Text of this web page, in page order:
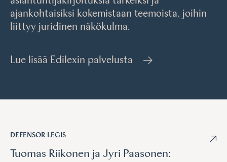
ajankohtaisiksi kokemistaan teemoista, joihin
liittyy juridinen näkökulma.
Lue lisää Edilexin palvelusta
DEFENSOR LEGIS
Tuomas Riikonen ja Jyri Paasonen: